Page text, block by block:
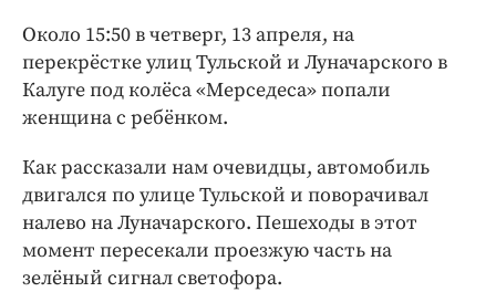
Интересное чтиво
Клиника года
Бренд года
Работодатель года
Около 15:50 в четверг, 13 апреля, на
перекрёстке улиц Тульской и Луначарского в
Калуге под колёса «Мерседеса» попали
женщина с ребёнком.
Как рассказали нам очевидцы, автомобиль
двигался по улице Тульской и поворачивал
налево на Луначарского. Пешеходы в этот
момент пересекали проезжую часть на
зелёный сигнал светофора.